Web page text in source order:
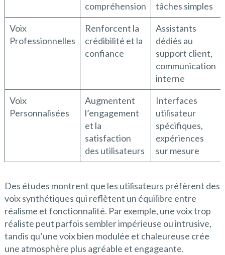
compréhension
tâches simples
Voix
Professionnelles
Renforcent la
crédibilité et la
confiance
Assistants
dédiés au
support client,
communication
interne
Voix
Personnalisées
Augmentent
l’engagement
et la
satisfaction
des utilisateurs
Interfaces
utilisateur
spécifiques,
expériences
sur mesure
Des études montrent que les utilisateurs préfèrent des
voix synthétiques qui reflètent un équilibre entre
réalisme et fonctionnalité. Par exemple, une voix trop
réaliste peut parfois sembler impérieuse ou intrusive,
tandis qu’une voix bien modulée et chaleureuse crée
une atmosphère plus agréable et engageante.